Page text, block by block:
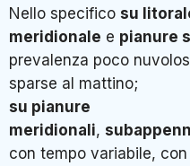
Nello specifico su
meridionale e pianure
prevalenza poco
sparse al mattino;
su pianure
meridionali,
con tempo variabile,